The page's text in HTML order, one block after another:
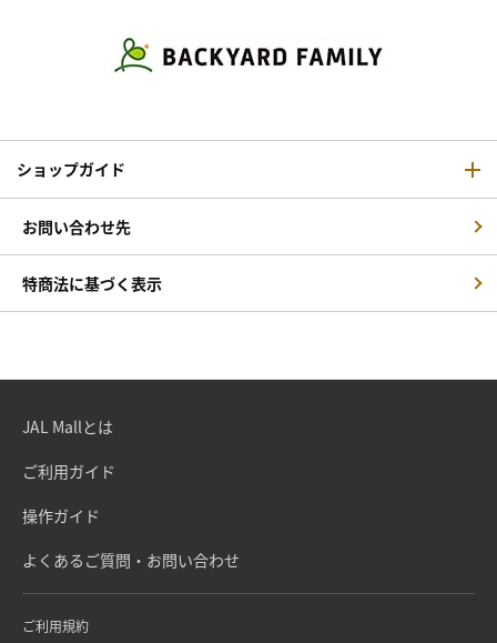
ショップガイド
お問い合わせ先
特商法に基づく表示
JAL Mallとは
ご利用ガイド
操作ガイド
よくあるご質問・お問い合わせ
ご利用規約